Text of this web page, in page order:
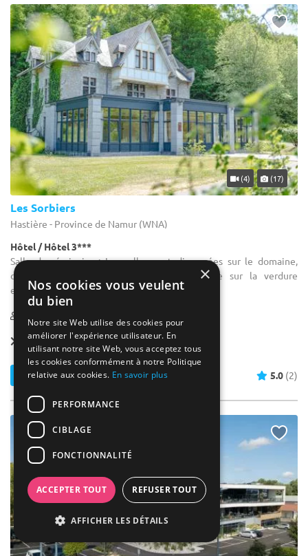
(4) (17)
Les Sorbiers
Hastière - Province de Namur (WNA)
Hôtel / Hôtel 3***
Salle de séminaire : Les salles sont dispersées sur le domaine,
offrant de la lumière naturelle et une vue sur la verdure
environnante.
Forfait dès 40 € / pers.
Contacter 5.0 (2)
×
Nos cookies vous veulent
du bien
Notre site Web utilise des cookies pour
améliorer l'expérience utilisateur. En
utilisant notre site Web, vous acceptez tous
les cookies conformément à notre Politique
relative aux cookies. En savoir plus
PERFORMANCE
CIBLAGE
FONCTIONNALITÉ
ACCEPTER TOUT REFUSER TOUT
AFFICHER LES DÉTAILS